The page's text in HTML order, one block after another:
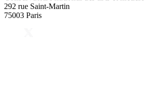
292 rue Saint-Martin
75003 Paris